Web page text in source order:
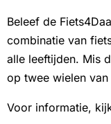
Beleef de
combinatie van
alle leeftijden. Mis
op twee wielen
Voor informatie,